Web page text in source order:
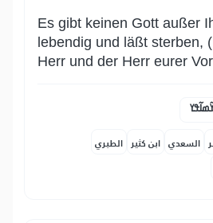
Es gibt keinen Gott außer
lebendig und läßt sterben,
Herr und der Herr eurer
السعدي ابن كثير الطبري